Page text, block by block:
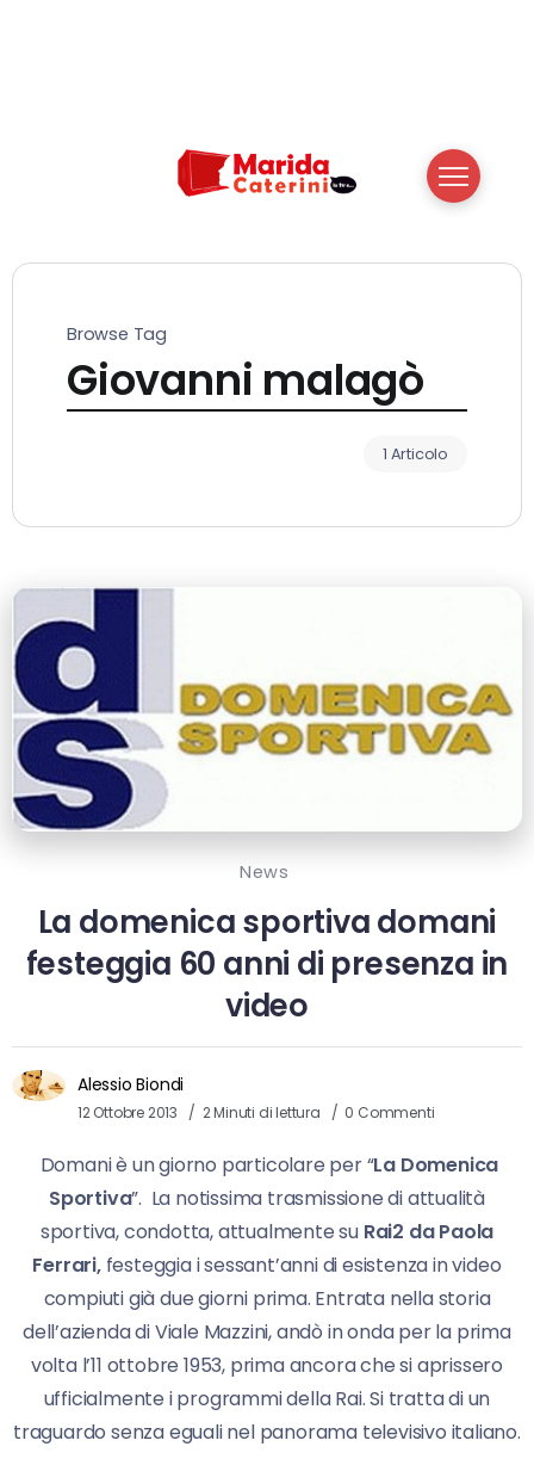
Browse Tag
Giovanni malagò
1 Articolo
News
La domenica sportiva domani
festeggia 60 anni di presenza in
video
Alessio Biondi
12 Ottobre 2013 2 Minuti di lettura 0 Commenti
Domani è un giorno particolare per “La Domenica
Sportiva”. La notissima trasmissione di attualità
sportiva, condotta, attualmente su Rai2 da Paola
Ferrari,festeggia i sessant’anni di esistenza in video
compiuti già due giorni prima. Entrata nella storia
dell’azienda di Viale Mazzini, andò in onda per la prima
volta l’11 ottobre 1953, prima ancora che si aprissero
ufficialmente i programmi della Rai. Si tratta di un
traguardo senza eguali nel panorama televisivo italiano.